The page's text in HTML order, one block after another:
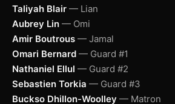
Taliyah Blair — Lian
Aubrey Lin — Omi
Amir Boutrous — Jamal
Omari Bernard — Guard #1
Nathaniel Ellul — Guard #2
Sebastien Torkia — Guard #3
Buckso Dhillon-Woolley — Matron